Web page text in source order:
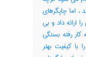
، اما چاپگرهای
ارائه داد و بی
رفته بستگی
را با کیفیت بهتر